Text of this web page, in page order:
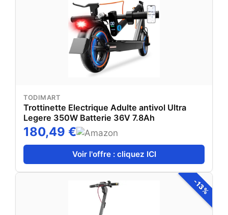
TODIMART
Trottinette Electrique Adulte antivol Ultra
Legere 350W Batterie 36V 7.8Ah
180,49 €
Voir l'offre : cliquez ICI
-13%